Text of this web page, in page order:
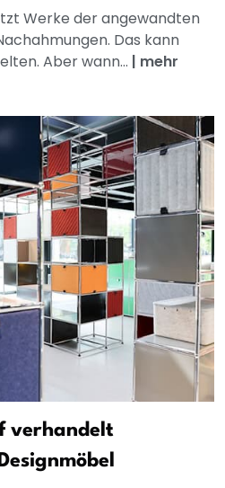
Werke der angewandten
Das kann
Aber wann... | mehr
verhandelt